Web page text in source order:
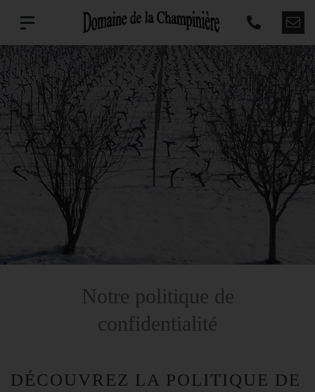
Notre politique de
confidentialité
DÉCOUVREZ LA POLITIQUE DE